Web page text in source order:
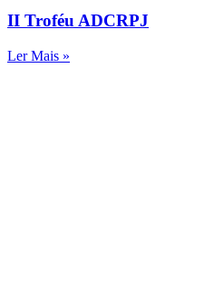
II Troféu ADCRPJ
Ler Mais »